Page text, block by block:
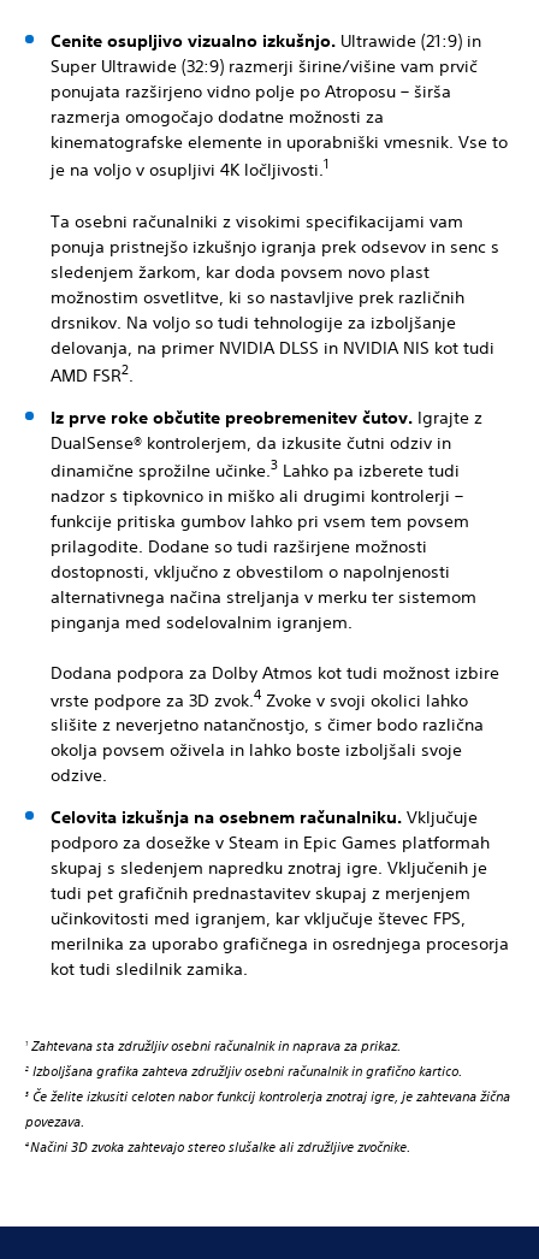
Cenite osupljivo vizualno izkušnjo. Ultrawide (21:9) in
Super Ultrawide (32:9) razmerji širine/višine vam prvič
ponujata razširjeno vidno polje po Atroposu – širša
razmerja omogočajo dodatne možnosti za
kinematografske elemente in uporabniški vmesnik. Vse to
je na voljo v osupljivi 4K ločljivosti.1
Ta osebni računalniki z visokimi specifikacijami vam
ponuja pristnejšo izkušnjo igranja prek odsevov in senc s
sledenjem žarkom, kar doda povsem novo plast
možnostim osvetlitve, ki so nastavljive prek različnih
drsnikov. Na voljo so tudi tehnologije za izboljšanje
delovanja, na primer NVIDIA DLSS in NVIDIA NIS kot tudi
AMD FSR2.
Iz prve roke občutite preobremenitev čutov. Igrajte z
DualSense® kontrolerjem, da izkusite čutni odziv in
dinamične sprožilne učinke.3 Lahko pa izberete tudi
nadzor s tipkovnico in miško ali drugimi kontrolerji –
funkcije pritiska gumbov lahko pri vsem tem povsem
prilagodite. Dodane so tudi razširjene možnosti
dostopnosti, vključno z obvestilom o napolnjenosti
alternativnega načina streljanja v merku ter sistemom
pinganja med sodelovalnim igranjem.
Dodana podpora za Dolby Atmos kot tudi možnost izbire
vrste podpore za 3D zvok. 4 Zvoke v svoji okolici lahko
slišite z neverjetno natančnostjo, s čimer bodo različna
okolja povsem oživela in lahko boste izboljšali svoje
odzive.
Celovita izkušnja na osebnem računalniku. Vključuje
podporo za dosežke v Steam in Epic Games platformah
skupaj s sledenjem napredku znotraj igre. Vključenih je
tudi pet grafičnih prednastavitev skupaj z merjenjem
učinkovitosti med igranjem, kar vključuje števec FPS,
merilnika za uporabo grafičnega in osrednjega procesorja
kot tudi sledilnik zamika.
1 Zahtevana sta združljiv osebni računalnik in naprava za prikaz.
2 Izboljšana grafika zahteva združljiv osebni računalnik in grafično kartico.
3
Če želite izkusiti celoten nabor funkcij kontrolerja znotraj igre, je zahtevana žična
povezava.
4 Načini 3D zvoka zahtevajo stereo slušalke ali združljive zvočnike.